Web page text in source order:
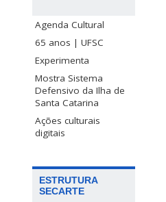
Agenda Cultural
65 anos | UFSC
Experimenta
Mostra Sistema
Defensivo da Ilha de
Santa Catarina
Ações culturais
digitais
ESTRUTURA
SECARTE